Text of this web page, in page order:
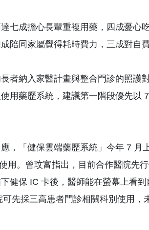
七成擔心長輩重複用藥，四成憂心
陪同家屬覺得耗時費力，三成對自
者納入家醫計畫與整合門診的照護
用藥歷系統，建議第一階段優先以
，「健保雲端藥歷系統」今年 7 月
用。曾玟富指出，目前合作醫院先
健保 IC 卡後，醫師能在螢幕上看
先採三高患者門診相關科別使用，